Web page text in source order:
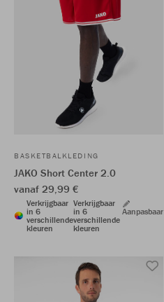
BASKETBALKLEDING
JAKO Short Center 2.0
vanaf 29,99 €
Verkrijgbaar
in 6
verschillende
kleuren
Verkrijgbaar
in 6
verschillende
kleuren
Aanpasbaar